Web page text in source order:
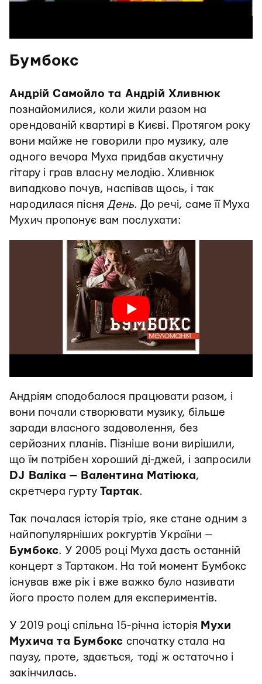
Бумбокс
Андрій Самойло та Андрій Хливнюк
познайомилися, коли жили разом на
орендованій квартирі в Києві. Протягом року
вони майже не говорили про музику, але
одного вечора Муха придбав акустичну
гітару і грав власну мелодію. Хливнюк
випадково почув, наспівав щось, і так
народилася пісня День. До речі, саме її Муха
Мухич пропонує вам послухати:
Андріям сподобалося працювати разом, і
вони почали створювати музику, більше
заради власного задоволення, без
серйозних планів. Пізніше вони вирішили,
що їм потрібен хороший ді-джей, і запросили
DJ Валіка — Валентина Матіюка,
скретчера гуртуТартак.
Так почалася історія тріо, яке стане одним з
найпопулярніших рокгуртів України —
Бумбокс. У 2005 році Муха дасть останній
концерт з Тартаком. На той момент Бумбокс
існував вже рік і вже важко було називати
його просто полем для експериментів.
У 2019 році спільна 15-річна історія Мухи
Мухича та Бумбокс спочатку стала на
паузу, проте, здається, тоді ж остаточно і
закінчилась.